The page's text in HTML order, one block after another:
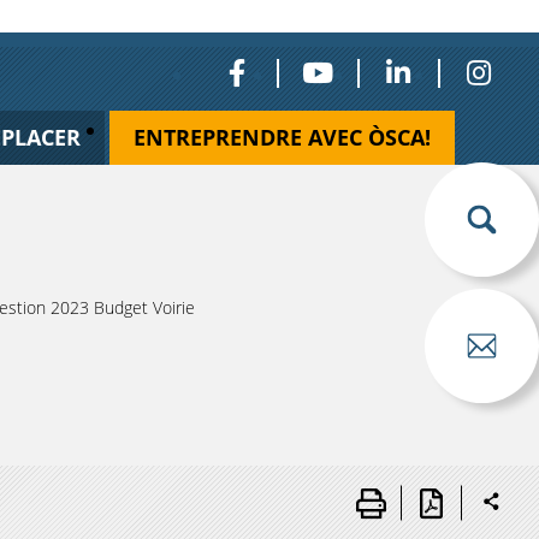
ENTREPRENDRE AVEC ÒSCA!
2023 Budget Voirie